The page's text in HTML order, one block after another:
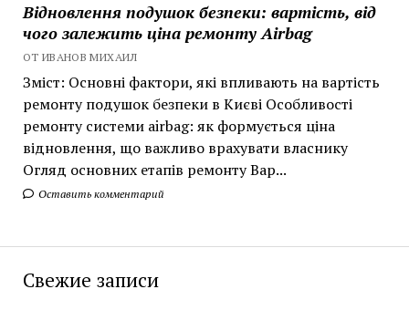
Відновлення подушок безпеки: вартість, від
чого залежить ціна ремонту Airbag
ОТ ИВАНОВ МИХАИЛ
Зміст: Основні фактори, які впливають на вартість
ремонту подушок безпеки в Києві Особливості
ремонту системи airbag: як формується ціна
відновлення, що важливо врахувати власнику
Огляд основних етапів ремонту Вар...
Оставить комментарий
Свежие записи